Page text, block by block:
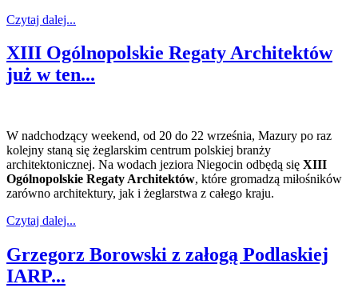
Czytaj dalej...
XIII Ogólnopolskie Regaty Architektów
już w ten...
W nadchodzący weekend, od 20 do 22 września, Mazury po raz
kolejny staną się żeglarskim centrum polskiej branży
architektonicznej. Na wodach jeziora Niegocin odbędą się XIII
Ogólnopolskie Regaty Architektów, które gromadzą miłośników
zarówno architektury, jak i żeglarstwa z całego kraju.
Czytaj dalej...
Grzegorz Borowski z załogą Podlaskiej
IARP...